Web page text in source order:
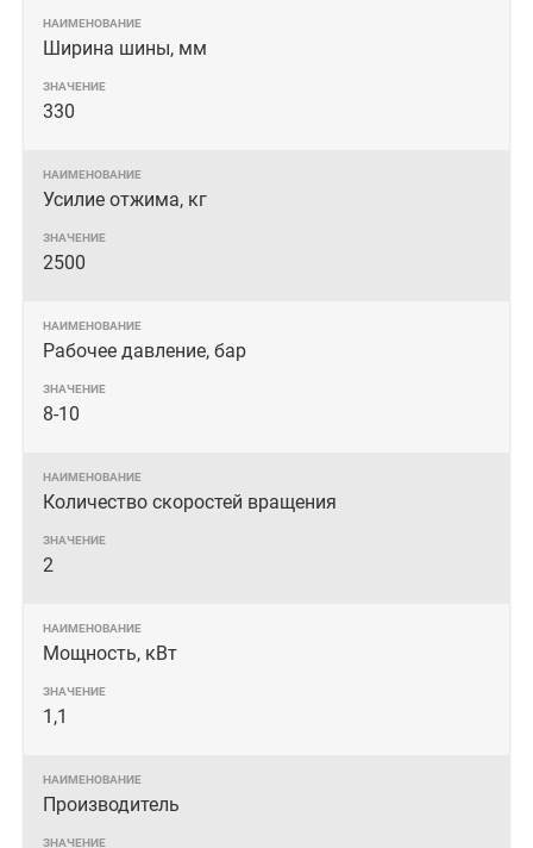
Ширина шины, мм
330
Усилие отжима, кг
2500
Рабочее давление, бар
8-10
Количество скоростей вращения
2
Мощность, кВт
1,1
Производитель